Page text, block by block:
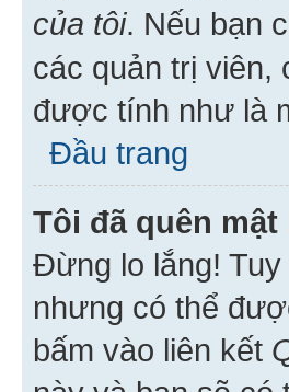
của tôi. Nếu bạn
các quản trị viên,
được tính như là
Đầu trang
Tôi đã quên
Đừng lo lắng!
nhưng có thể
bấm vào liên kết